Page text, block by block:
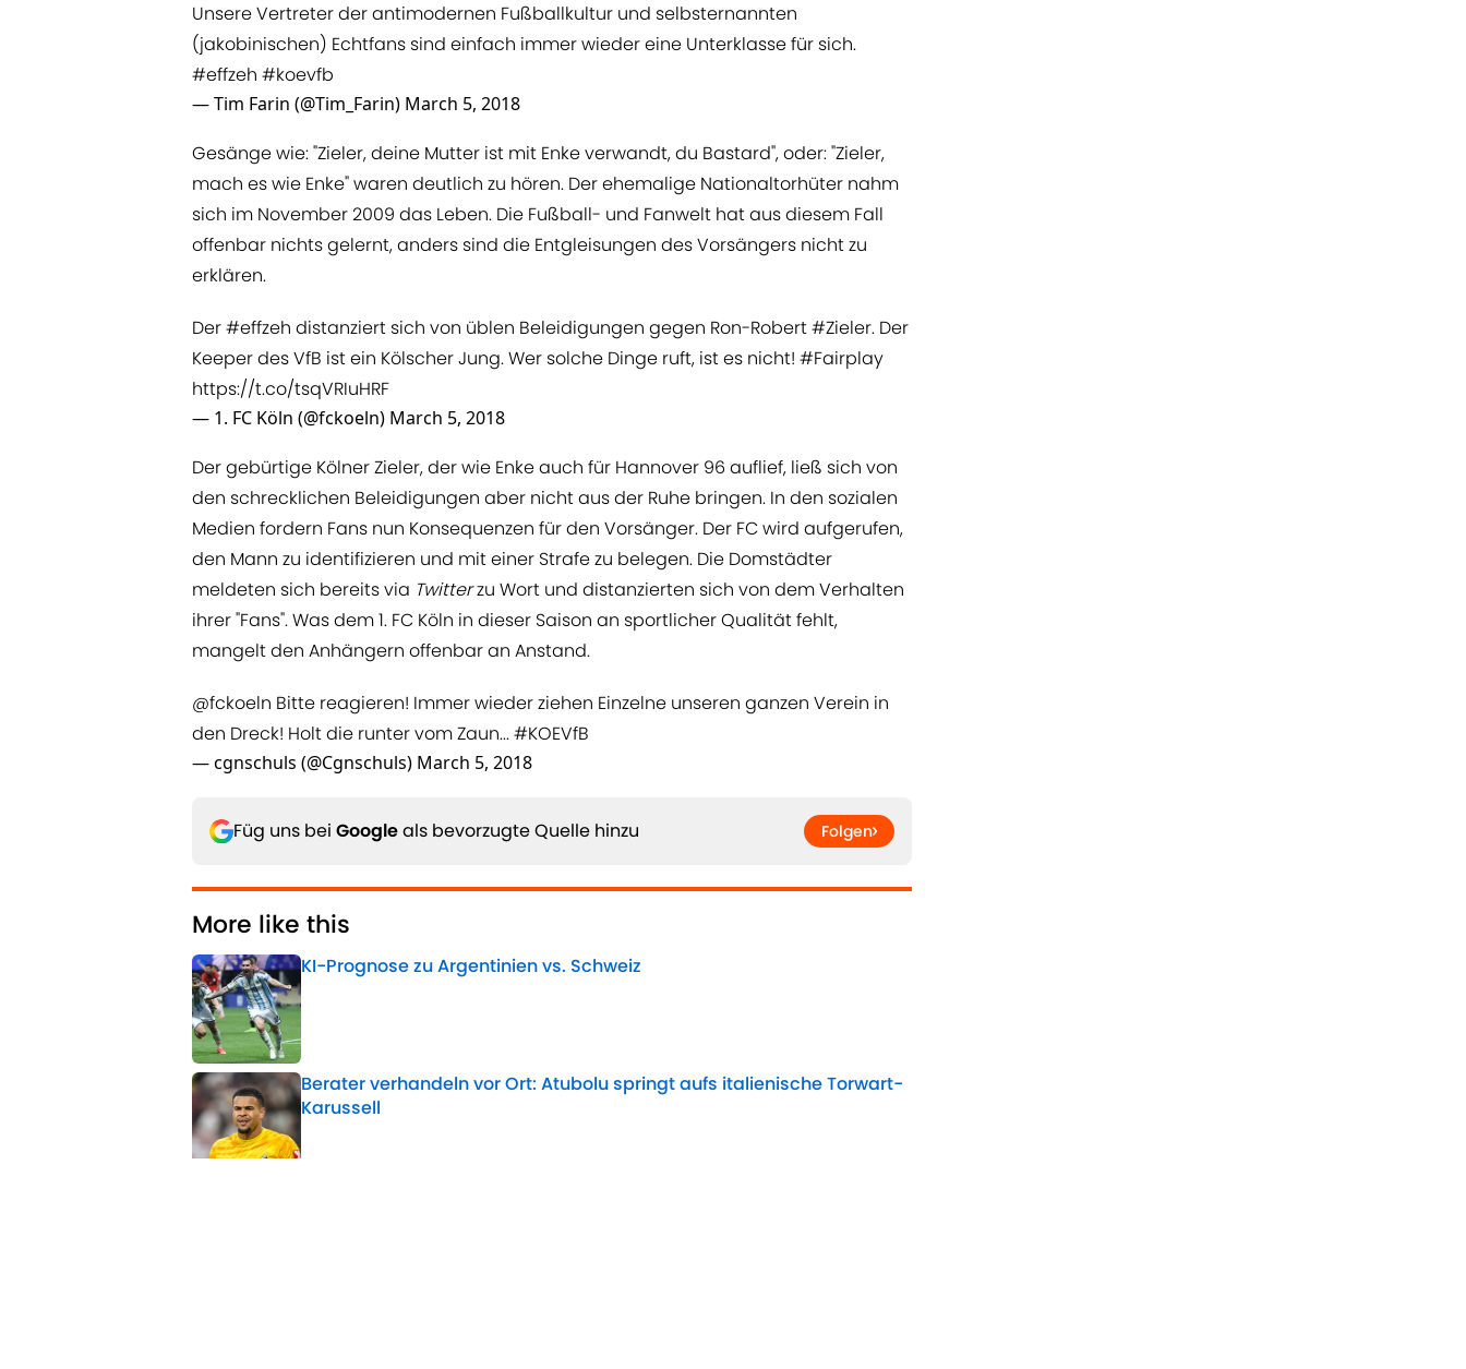
Unsere Vertreter der antimodernen Fußballkultur und selbsternannten
(jakobinischen) Echtfans sind einfach immer wieder eine Unterklasse für sich.
#effzeh #koevfb
— Tim Farin (@Tim_Farin) March 5, 2018
Gesänge wie: "Zieler, deine Mutter ist mit Enke verwandt, du Bastard", oder: "Zieler,
mach es wie Enke" waren deutlich zu hören. Der ehemalige Nationaltorhüter nahm
sich im November 2009 das Leben. Die Fußball- und Fanwelt hat aus diesem Fall
offenbar nichts gelernt, anders sind die Entgleisungen des Vorsängers nicht zu
erklären.
Der#effzeh distanziert sich von üblen Beleidigungen gegen Ron-Robert#Zieler. Der
Keeper des VfB ist ein Kölscher Jung. Wer solche Dinge ruft, ist es nicht! #Fairplay
https://t.co/tsqVRIuHRF
— 1. FC Köln (@fckoeln) March 5, 2018
Der gebürtige Kölner Zieler, der wie Enke auch für Hannover 96 auflief, ließ sich von
den schrecklichen Beleidigungen aber nicht aus der Ruhe bringen. In den sozialen
Medien fordern Fans nun Konsequenzen für den Vorsänger. Der FC wird aufgerufen,
den Mann zu identifizieren und mit einer Strafe zu belegen. Die Domstädter
meldeten sich bereits via Twitterzu Wort und distanzierten sich von dem Verhalten
ihrer "Fans". Was dem 1. FC Köln in dieser Saison an sportlicher Qualität fehlt,
mangelt den Anhängern offenbar an Anstand.
@fckoeln Bitte reagieren! Immer wieder ziehen Einzelne unseren ganzen Verein in
den Dreck! Holt die runter vom Zaun...#KOEVfB
— cgnschuls (@Cgnschuls) March 5, 2018
Füg uns bei Googleals bevorzugte Quelle hinzu Folgen
More like this
KI-Prognose zu Argentinien vs. Schweiz
Published by on Invalid Date
Berater verhandeln vor Ort: Atubolu springt aufs italienische Torwart-
Karussell